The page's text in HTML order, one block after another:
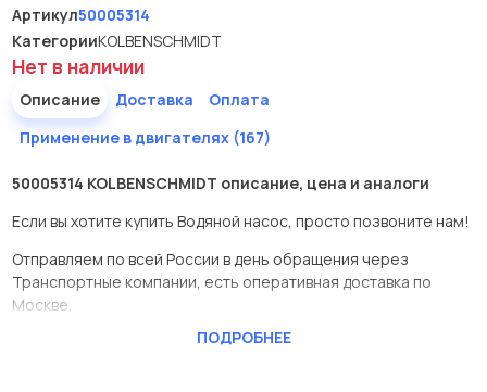
Артикул50005314
КатегорииKOLBENSCHMIDT
Нет в наличии
Описание Доставка
Оплата
Применение в двигателях (167)
50005314 KOLBENSCHMIDT описание, цена и аналоги
Если вы хотите купить Водяной насос, просто позвоните нам!
Отправляем по всей России в день обращения через
Транспортные компании, есть оперативная доставка по
Москве.
Эта запчасть представлена по производителю
ПОДРОБНЕЕ